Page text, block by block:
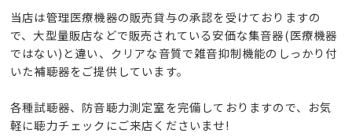
当店は管理医療機器の販売貸与の承認を受けておりますの
で、大型量販店などで販売されている安価な集音器(医療機器
ではない)と違い、クリアな音質で雑音抑制機能のしっかり付
いた補聴器をご提供しています。
各種試聴器、防音聴力測定室を完備しておりますので、お気
軽に聴力チェックにご来店くださいませ!